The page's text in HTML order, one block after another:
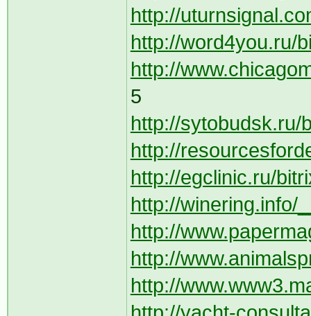
http://
http://word4you.ru/
http://
5
http://sytobudsk.ru/
http://
http://egclinic.ru/
http://winering.info/
http://
http://
http://